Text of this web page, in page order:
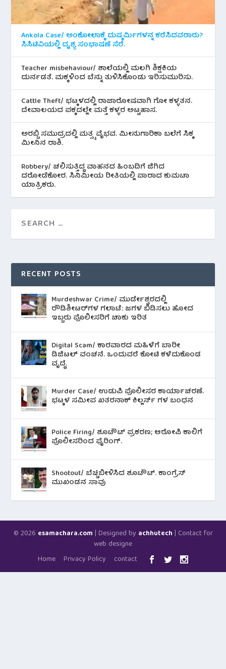
Ankola Case/ ಅಂಕೋಲಾಕ್ಕೆ ದುಷ್ಕರ್ಮಿಗಳನ್ನ ಕರೆಸಿದವರಾರು?
ಸಿಸಿಟಿವಿಯಲ್ಲಿ ದೃಶ್ಯ ಸಂಭಾಷಣೆ ಸೆರೆ.
Teacher misbehaviour/ ಶಾಲೆಯಲ್ಲಿ ಮಲಗಿ ಶಿಕ್ಷಕಿಯ
ದುರ್ನಡತೆ. ಮಕ್ಕಳಿಂದ ಬೆನ್ನು ತುಳಿಸಿಕೊಂಡು ಇರಿಸುಮುರಿಸು.
Cattle Theft/ ಭಟ್ಕಳದಲ್ಲಿ ರಾಜಾರೋಷವಾಗಿ ಗೋ ಕಳ್ಳತನ.
ದೇವಾಲಯದ ಪಕ್ಕದಲ್ಲೇ ಮತ್ತೆ ಕಳ್ಳರ ಅಟ್ಟಹಾಸ.
ಅರಬ್ಬಿ ಸಮುದ್ರದಲ್ಲಿ ಮತ್ಸ್ಯ ವೈಭವ. ಮೀನುಗಾರಿಕಾ ಬಲೆಗೆ ಸಿಕ್ಕ
ಮೀನಿನ‌ ರಾಶಿ.
Robbery/ ಚಲಿಸುತ್ತಿದ್ದ ವಾಹನದ ಹಿಂಬದಿಗೆ ಜಿಗಿದ
ದರೋಡೆಕೋರ. ಸಿನಿಮೀಯ ರೀತಿಯಲ್ಲಿ ಪಾರಾದ ಕುಮಟಾ
ಯಾತ್ರಿಕರು.
RECENT POSTS
Murdeshwar Crime/ ಮುರ್ಡೇಶ್ವರದಲ್ಲಿ
ರೌಡಿಶೀಟರ್‌ಗಳ ಗಲಾಟೆ: ಜಗಳ ಬಿಡಿಸಲು ಹೋದ
ಇಬ್ಬರು ಪೊಲೀಸರಿಗೆ ಚಾಕು ಇರಿತ
Digital Scam/ ಕಾರವಾರದ ಮಹಿಳೆಗೆ ಬಾರೀ
ಡಿಜಿಟಲ್ ವಂಚನೆ. ಒಂದುವರೆ ಕೋಟಿ ಕಳೆದುಕೊಂಡ
ವೃದ್ಧೆ.
Murder Case/ ಉಡುಪಿ ಪೊಲೀಸರ ಕಾರ್ಯಾಚರಣೆ.
ಭಟ್ಕಳ ಸಮೀಪ ಖತರನಾಕ್ ಕಿಲ್ಲರ್ಸ್ ಗಳ ಬಂಧನ
Police Firing/ ಶೂಟೌಟ್ ಪ್ರಕರಣ; ಆರೋಪಿ ಕಾಲಿಗೆ
ಪೊಲೀಸರಿಂದ ಫೈರಿಂಗ್.
Shootout/ ಬೆಚ್ಚಿಬೀಳಿಸಿದ ಶೂಟೌಟ್‌. ಕಾಂಗ್ರೆಸ್
ಮುಖಂಡನ ಸಾವು
© 2026 esamachara.com | Designed by achhutech | Contact for
web designe
Home
Privacy Policy contact